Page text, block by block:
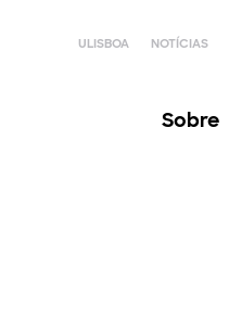
ULISBOA NOTÍCIAS
Sobre